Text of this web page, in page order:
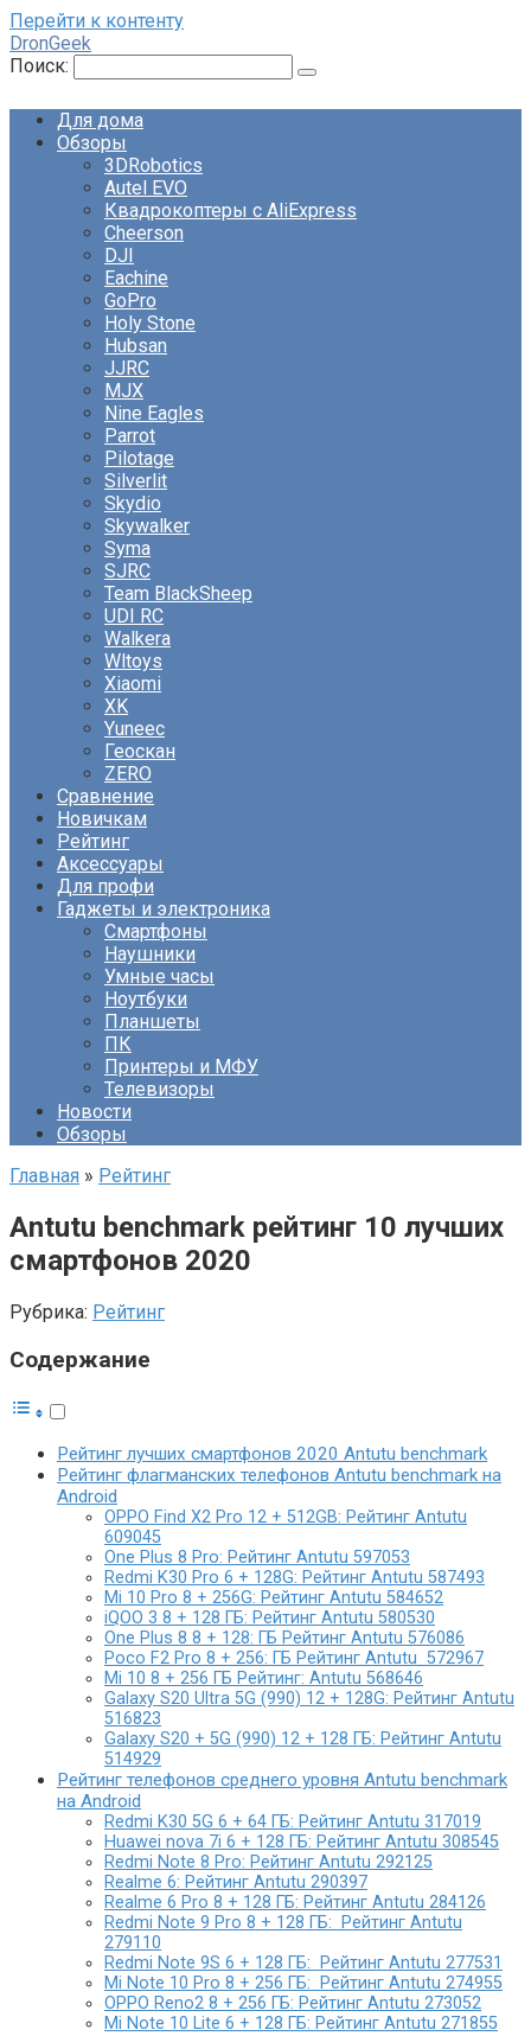
Перейти к контенту
DronGeek
Поиск:
Для дома
Обзоры
3DRobotics
Autel EVO
Квадрокоптеры с AliExpress
Cheerson
DJI
Eachine
GoPro
Holy Stone
Hubsan
JJRC
MJX
Nine Eagles
Parrot
Pilotage
Silverlit
Skydio
Skywalker
Syma
SJRC
Team BlackSheep
UDI RC
Walkera
Wltoys
Xiaomi
XK
Yuneec
Геоскан
ZERO
Сравнение
Новичкам
Рейтинг
Аксессуары
Для профи
Гаджеты и электроника
Смартфоны
Наушники
Умные часы
Ноутбуки
Планшеты
ПК
Принтеры и МФУ
Телевизоры
Новости
Обзоры
Главная » Рейтинг
Antutu benchmark рейтинг 10 лучших
смартфонов 2020
Рубрика: Рейтинг
Содержание
Рейтинг лучших смартфонов 2020 Antutu benchmark
Рейтинг флагманских телефонов Antutu benchmark на
Android
OPPO Find X2 Pro 12 + 512GB: Рейтинг Antutu
609045
One Plus 8 Pro: Рейтинг Antutu 597053
Redmi K30 Pro 6 + 128G: Рейтинг Antutu 587493
Mi 10 Pro 8 + 256G: Рейтинг Antutu 584652
iQOO 3 8 + 128 ГБ: Рейтинг Antutu 580530
One Plus 8 8 + 128: ГБ Рейтинг Antutu 576086
Poco F2 Pro 8 + 256: ГБ Рейтинг Antutu 572967
Mi 10 8 + 256 ГБ Рейтинг: Antutu 568646
Galaxy S20 Ultra 5G (990) 12 + 128G: Рейтинг Antutu
516823
Galaxy S20 + 5G (990) 12 + 128 ГБ: Рейтинг Antutu
514929
Рейтинг телефонов среднего уровня Antutu benchmark
на Android
Redmi K30 5G 6 + 64 ГБ: Рейтинг Antutu 317019
Huawei nova 7i 6 + 128 ГБ: Рейтинг Antutu 308545
Redmi Note 8 Pro: Рейтинг Antutu 292125
Realme 6: Рейтинг Antutu 290397
Realme 6 Pro 8 + 128 ГБ: Рейтинг Antutu 284126
Redmi Note 9 Pro 8 + 128 ГБ: Рейтинг Antutu
279110
Redmi Note 9S 6 + 128 ГБ: Рейтинг Antutu 277531
Mi Note 10 Pro 8 + 256 ГБ: Рейтинг Antutu 274955
OPPO Reno2 8 + 256 ГБ: Рейтинг Antutu 273052
Mi Note 10 Lite 6 + 128 ГБ: Рейтинг Antutu 271855